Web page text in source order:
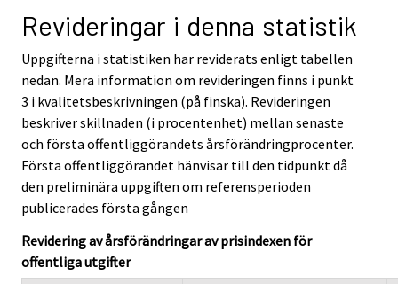
Revideringar i denna statistik
Uppgifterna i statistiken har reviderats enligt tabellen
nedan. Mera information om revideringen finns i punkt
3 i kvalitetsbeskrivningen (på finska). Revideringen
beskriver skillnaden (i procentenhet) mellan senaste
och första offentliggörandets årsförändringprocenter.
Första offentliggörandet hänvisar till den tidpunkt då
den preliminära uppgiften om referensperioden
publicerades första gången
Revidering av årsförändringar av prisindexen för
offentliga utgifter